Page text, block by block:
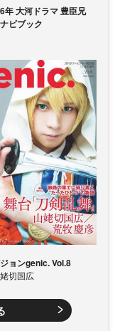
年 大河ドラマ 豊臣兄
ビブック
ョンgenic. Vol.8
切国広